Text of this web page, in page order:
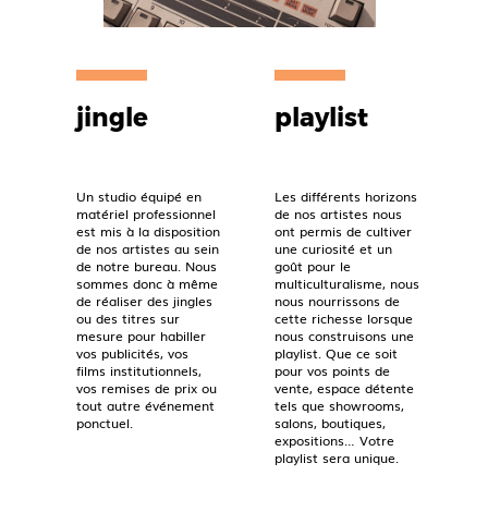
jingle
Un studio équipé en
matériel professionnel
est mis à la disposition
de nos artistes au sein
de notre bureau. Nous
sommes donc à même
de réaliser des jingles
ou des titres sur
mesure pour habiller
vos publicités, vos
films institutionnels,
vos remises de prix ou
tout autre événement
ponctuel.
playlist
Les différents horizons
de nos artistes nous
ont permis de cultiver
une curiosité et un
goût pour le
multiculturalisme, nous
nous nourrissons de
cette richesse lorsque
nous construisons une
playlist. Que ce soit
pour vos points de
vente, espace détente
tels que showrooms,
salons, boutiques,
expositions… Votre
playlist sera unique.